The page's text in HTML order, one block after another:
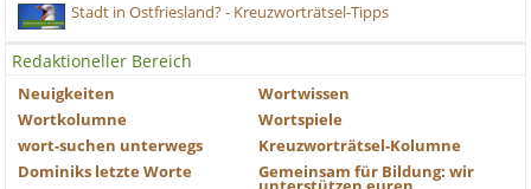
Stadt in Ostfriesland? - Kreuzworträtsel-Tipps
Redaktioneller Bereich
Neuigkeiten
Wortwissen
Wortkolumne
Wortspiele
wort-suchen unterwegs
Kreuzworträtsel-Kolumne
Dominiks letzte Worte
Gemeinsam für Bildung: wir